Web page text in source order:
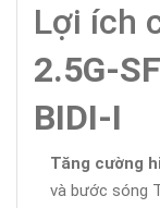
Lợi ích
2.5G-
BIDI-I
Tăng cường
và bước sóng